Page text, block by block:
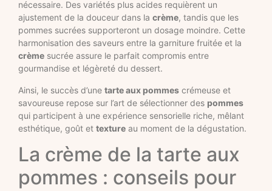
nécessaire. Des variétés plus acides requièrent un
ajustement de la douceur dans la crème, tandis que les
pommes sucrées supporteront un dosage moindre. Cette
harmonisation des saveurs entre la garniture fruitée et la
crème sucrée assure le parfait compromis entre
gourmandise et légèreté du dessert.
Ainsi, le succès d’une tarte aux pommes crémeuse et
savoureuse repose sur l’art de sélectionner des pommes
qui participent à une expérience sensorielle riche, mêlant
esthétique, goût et texture au moment de la dégustation.
La crème de la tarte aux
pommes : conseils pour